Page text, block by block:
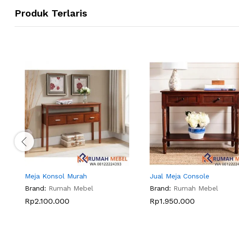
Produk Terlaris
Meja Konsol Murah
Brand: Rumah Mebel
Rp2.100.000
Jual Meja Console
Brand: Rumah Mebel
Rp1.950.000